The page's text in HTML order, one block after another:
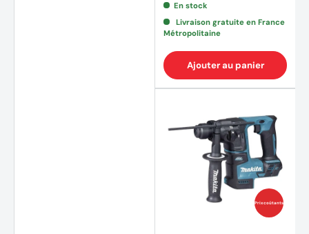
(2
En stock
Livraison gratuite en France
Métropolitaine
Ajouter au panier
Prix coûtants